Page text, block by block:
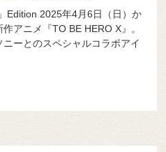
Edition 2025年4月6日（日）か
アニメ『TO BE HERO X』。
ーとのスペシャルコラボアイ